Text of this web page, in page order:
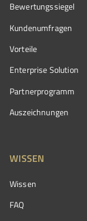
Bewertungssiegel
Kundenumfragen
Vorteile
Enterprise Solution
Partnerprogramm
Auszeichnungen
WISSEN
Wissen
FAQ